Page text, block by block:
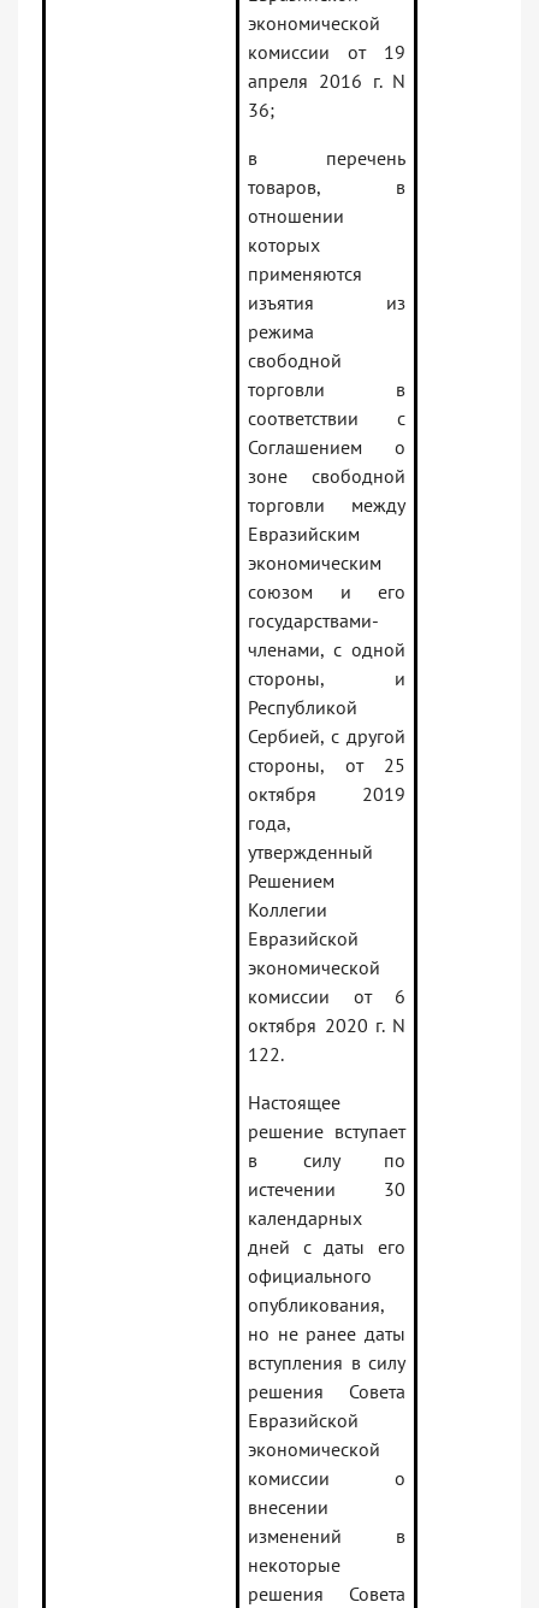
экономической
комиссии от 19
апреля 2016 г. N
36;
в перечень
товаров, в
отношении
которых
применяются
изъятия из
режима
свободной
торговли в
соответствии с
Соглашением о
зоне свободной
торговли между
Евразийским
экономическим
союзом и его
государствами-
членами, с одной
стороны, и
Республикой
Сербией, с другой
стороны, от 25
октября 2019
года,
утвержденный
Решением
Коллегии
Евразийской
экономической
комиссии от 6
октября 2020 г. N
122.
Настоящее
решение вступает
в силу по
истечении 30
календарных
дней с даты его
официального
опубликования,
но не ранее даты
вступления в силу
решения Совета
Евразийской
экономической
комиссии о
внесении
изменений в
некоторые
решения Совета